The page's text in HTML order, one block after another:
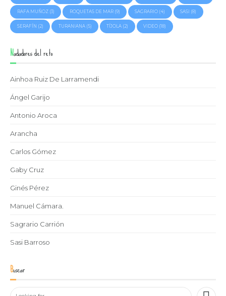
RAFA MUÑOZ(3) ROQUETAS DE MAR(9) SAGRARIO (4) SASI (8)
SERAFÍN (2) TURANIANA(5) TÍJOLA (2) VIDEO (18)
Nadadores del reto
Ainhoa Ruiz De Larramendi
Ángel Garijo
Antonio Aroca
Arancha
Carlos Gómez
Gaby Cruz
Ginés Pérez
Manuel Cámara.
Sagrario Carrión
Sasi Barroso
Buscar